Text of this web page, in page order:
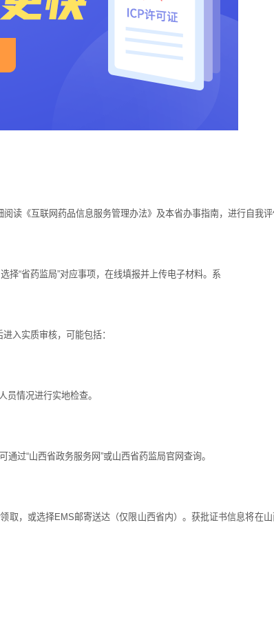
读《互联网药品信息服务管理办法》及本省办事指南，进行自我
“省药监局”对应事项，在线填报并上传电子材料。系
入实质审核，可能包括：
情况进行实地检查。
过“山西省政务服务网”或山西省药监局官网查询。
，或选择EMS邮寄送达（仅限山西省内）。获批证书信息将在山